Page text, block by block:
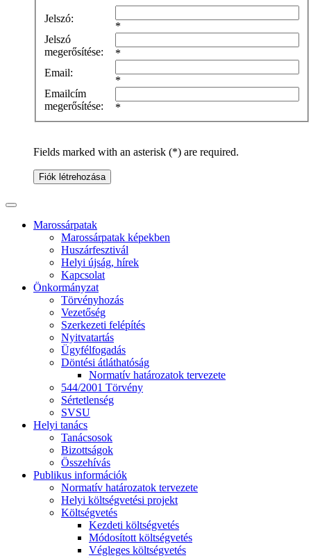
Jelszó:
*
Jelszó
megerősítése:
*
Email:
*
Emailcím
megerősítése:
*
Fields marked with an asterisk (*) are required.
Fiók létrehozása
Marossárpatak
Marossárpatak képekben
Huszárfesztivál
Helyi újság, hírek
Kapcsolat
Önkormányzat
Törvényhozás
Vezetőség
Szerkezeti felépítés
Nyitvatartás
Ügyfélfogadás
Döntési átláthatóság
Normatív határozatok tervezete
544/2001 Törvény
Sértetlenség
SVSU
Helyi tanács
Tanácsosok
Bizottságok
Összehívás
Publikus információk
Normatív határozatok tervezete
Helyi költségvetési projekt
Költségvetés
Kezdeti költségvetés
Módosított költségvetés
Végleges költségvetés